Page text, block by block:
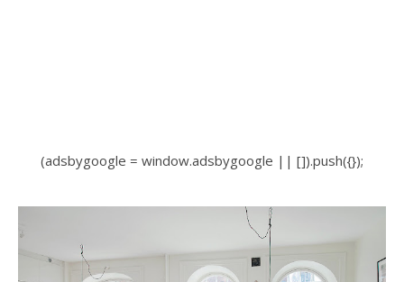
(adsbygoogle = window.adsbygoogle || []).push({});